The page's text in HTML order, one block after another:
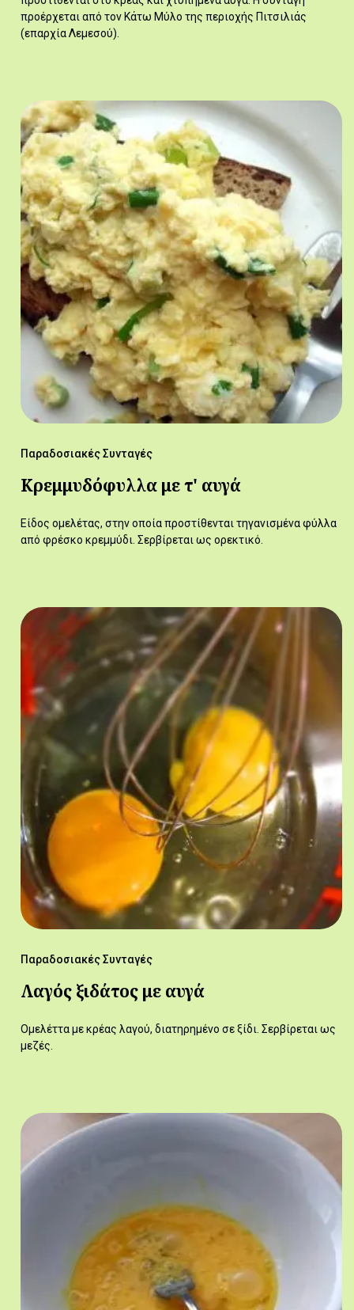
προέρχεται από τον Κάτω Μύλο της περιοχής Πιτσιλιάς
(επαρχία Λεμεσού).
Παραδοσιακές Συνταγές
Κρεμμυδόφυλλα με τ' αυγά
Είδος ομελέτας, στην οποία προστίθενται τηγανισμένα φύλλα
από φρέσκο κρεμμύδι. Σερβίρεται ως ορεκτικό.
Παραδοσιακές Συνταγές
Λαγός ξιδάτος με αυγά
Ομελέττα με κρέας λαγού, διατηρημένο σε ξίδι. Σερβίρεται ως
μεζές.